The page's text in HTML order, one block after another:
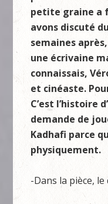
petite graine a
avons discuté
semaines
une écrivaine
connaissais,
et cinéaste.
C’est l’histoire
demande de
Kadhafi parce
physiquement.
-Dans la pièce,